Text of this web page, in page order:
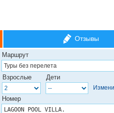
Отзывы
Маршрут
Взрослые Дети
Номер